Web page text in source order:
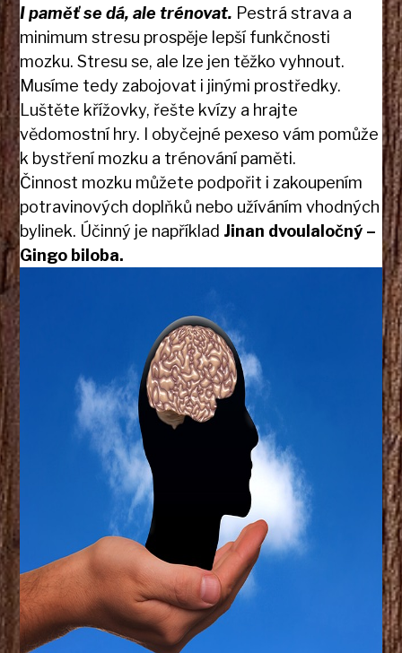
I paměť se dá, ale trénovat. Pestrá strava a
minimum stresu prospěje lepší funkčnosti
mozku. Stresu se, ale lze jen těžko vyhnout.
Musíme tedy zabojovat i jinými prostředky.
Luštěte křížovky, řešte kvízy a hrajte
vědomostní hry. I obyčejné pexeso vám pomůže
k bystření mozku a trénování paměti.
Činnost mozku můžete podpořit i zakoupením
potravinových doplňků nebo užíváním vhodných
bylinek. Účinný je například Jinan dvoulaločný –
Gingo biloba.